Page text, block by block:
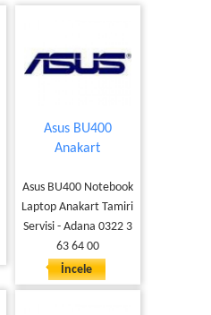
Asus BU400
Anakart
Asus BU400 Notebook
Laptop Anakart Tamiri
Servisi - Adana 0322 3
63 64 00
İncele